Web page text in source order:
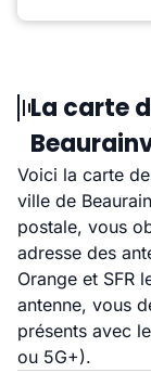
La carte
Voici la carte
ville de
postale, vous
adresse des
Orange et SFR
antenne, vous
présents avec
ou 5G+).